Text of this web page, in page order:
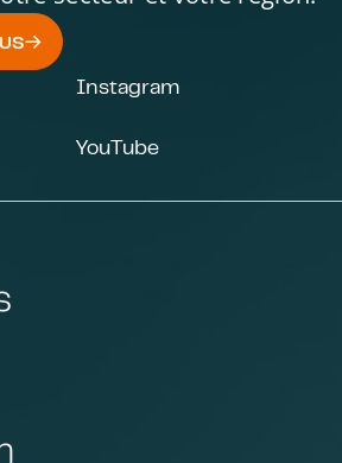
Instagram
YouTube